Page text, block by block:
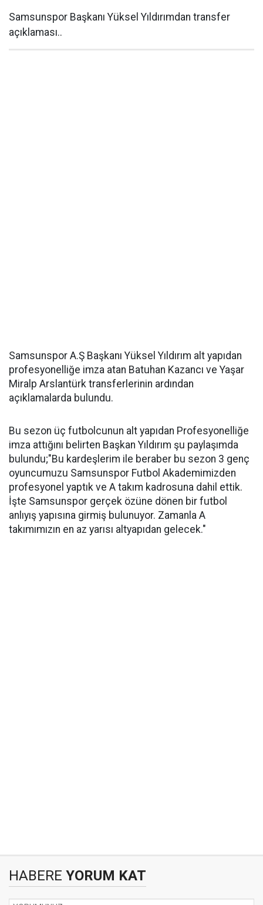
Samsunspor Başkanı Yüksel Yıldırımdan transfer
açıklaması..
Samsunspor A.Ş Başkanı Yüksel Yıldırım alt yapıdan
profesyonelliğe imza atan Batuhan Kazancı ve Yaşar
Miralp Arslantürk transferlerinin ardından
açıklamalarda bulundu.
Bu sezon üç futbolcunun alt yapıdan Profesyonelliğe
imza attığını belirten Başkan Yıldırım şu paylaşımda
bulundu;"Bu kardeşlerim ile beraber bu sezon 3 genç
oyuncumuzu Samsunspor Futbol Akademimizden
profesyonel yaptık ve A takım kadrosuna dahil ettik.
İşte Samsunspor gerçek özüne dönen bir futbol
anlıyış yapısına girmiş bulunuyor. Zamanla A
takımımızın en az yarısı altyapıdan gelecek."
HABERE YORUM KAT